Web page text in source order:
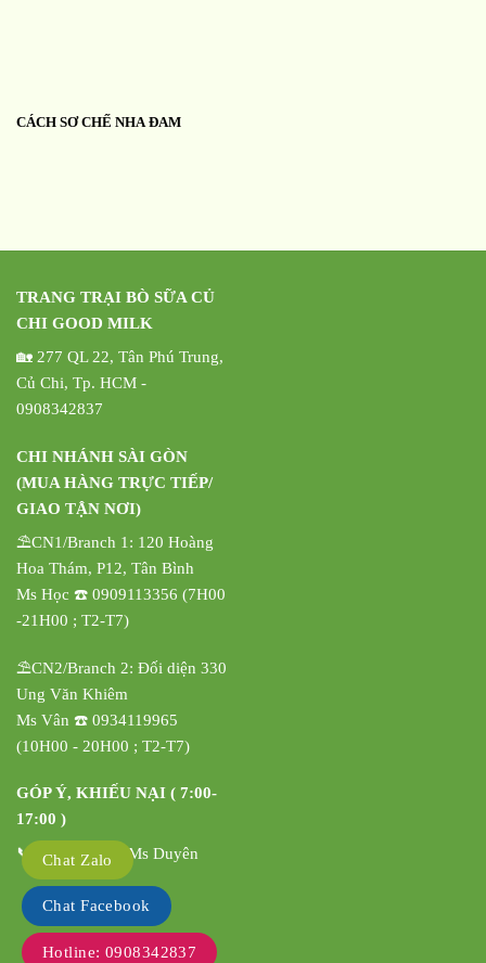
CÁCH SƠ CHẾ NHA ĐAM
TRANG TRẠI BÒ SỮA CỦ
CHI GOOD MILK
🏡 277 QL 22, Tân Phú Trung,
Củ Chi, Tp. HCM -
0908342837
CHI NHÁNH SÀI GÒN
(MUA HÀNG TRỰC TIẾP/
GIAO TẬN NƠI)
⛱️CN1/Branch 1: 120 Hoàng
Hoa Thám, P12, Tân Bình
Ms Học ☎️ 0909113356 (7H00
-21H00 ; T2-T7)
⛱️CN2/Branch 2: Đối diện 330
Ung Văn Khiêm
Ms Vân ☎️ 0934119965
(10H00 - 20H00 ; T2-T7)
GÓP Ý, KHIẾU NẠI ( 7:00-
17:00 )
📞 0908342837 Ms Duyên
Chat Zalo
Chat Facebook
Hotline: 0908342837